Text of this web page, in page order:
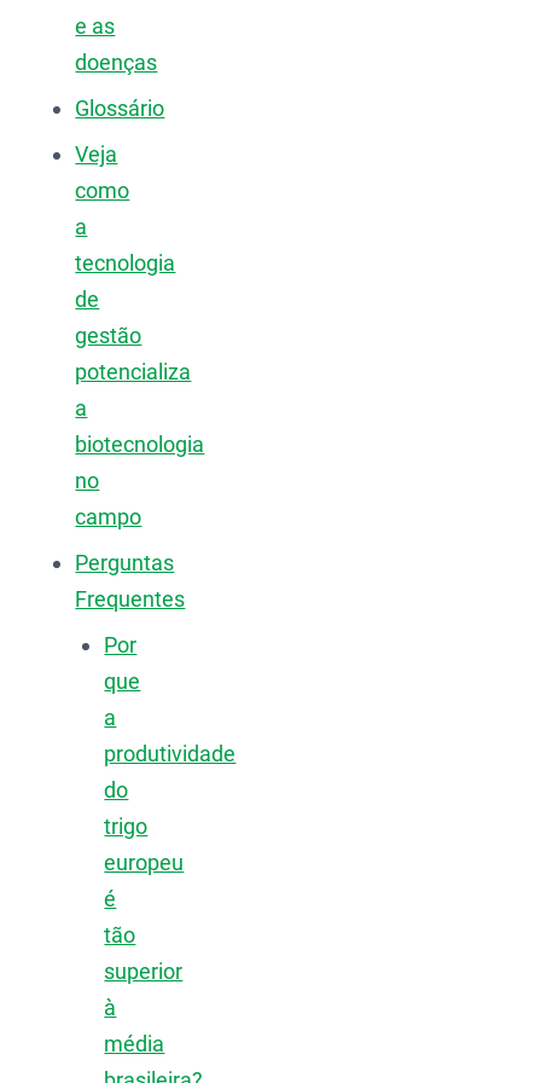
e as
doenças
Glossário
Veja
como
a
tecnologia
de
gestão
potencializa
a
biotecnologia
no
campo
Perguntas
Frequentes
Por
que
a
produtividade
do
trigo
europeu
é
tão
superior
à
média